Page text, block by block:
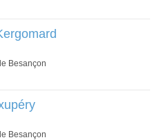
Besançon
Besançon